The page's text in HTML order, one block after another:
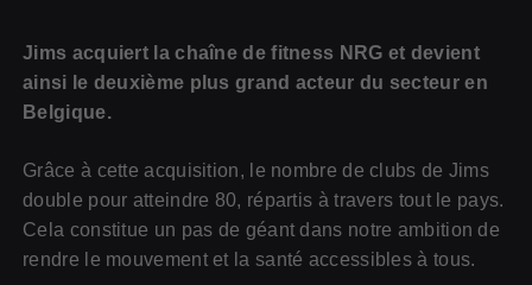
Jims acquiert la chaîne de fitness NRG et devient
ainsi le deuxième plus grand acteur du secteur en
Belgique.
Grâce à cette acquisition, le nombre de clubs de Jims
double pour atteindre 80, répartis à travers tout le pays.
Cela constitue un pas de géant dans notre ambition de
rendre le mouvement et la santé accessibles à tous.